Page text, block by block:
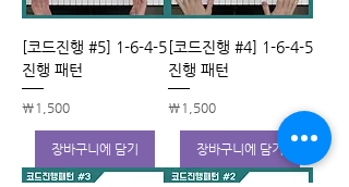
[코드진행 #5] 1-6-4-5
진행 패턴
가격
₩1,500
장바구니에 담기
[코드진행 #4] 1-6-4-5
진행 패턴
가격
₩1,500
장바구니에 담기